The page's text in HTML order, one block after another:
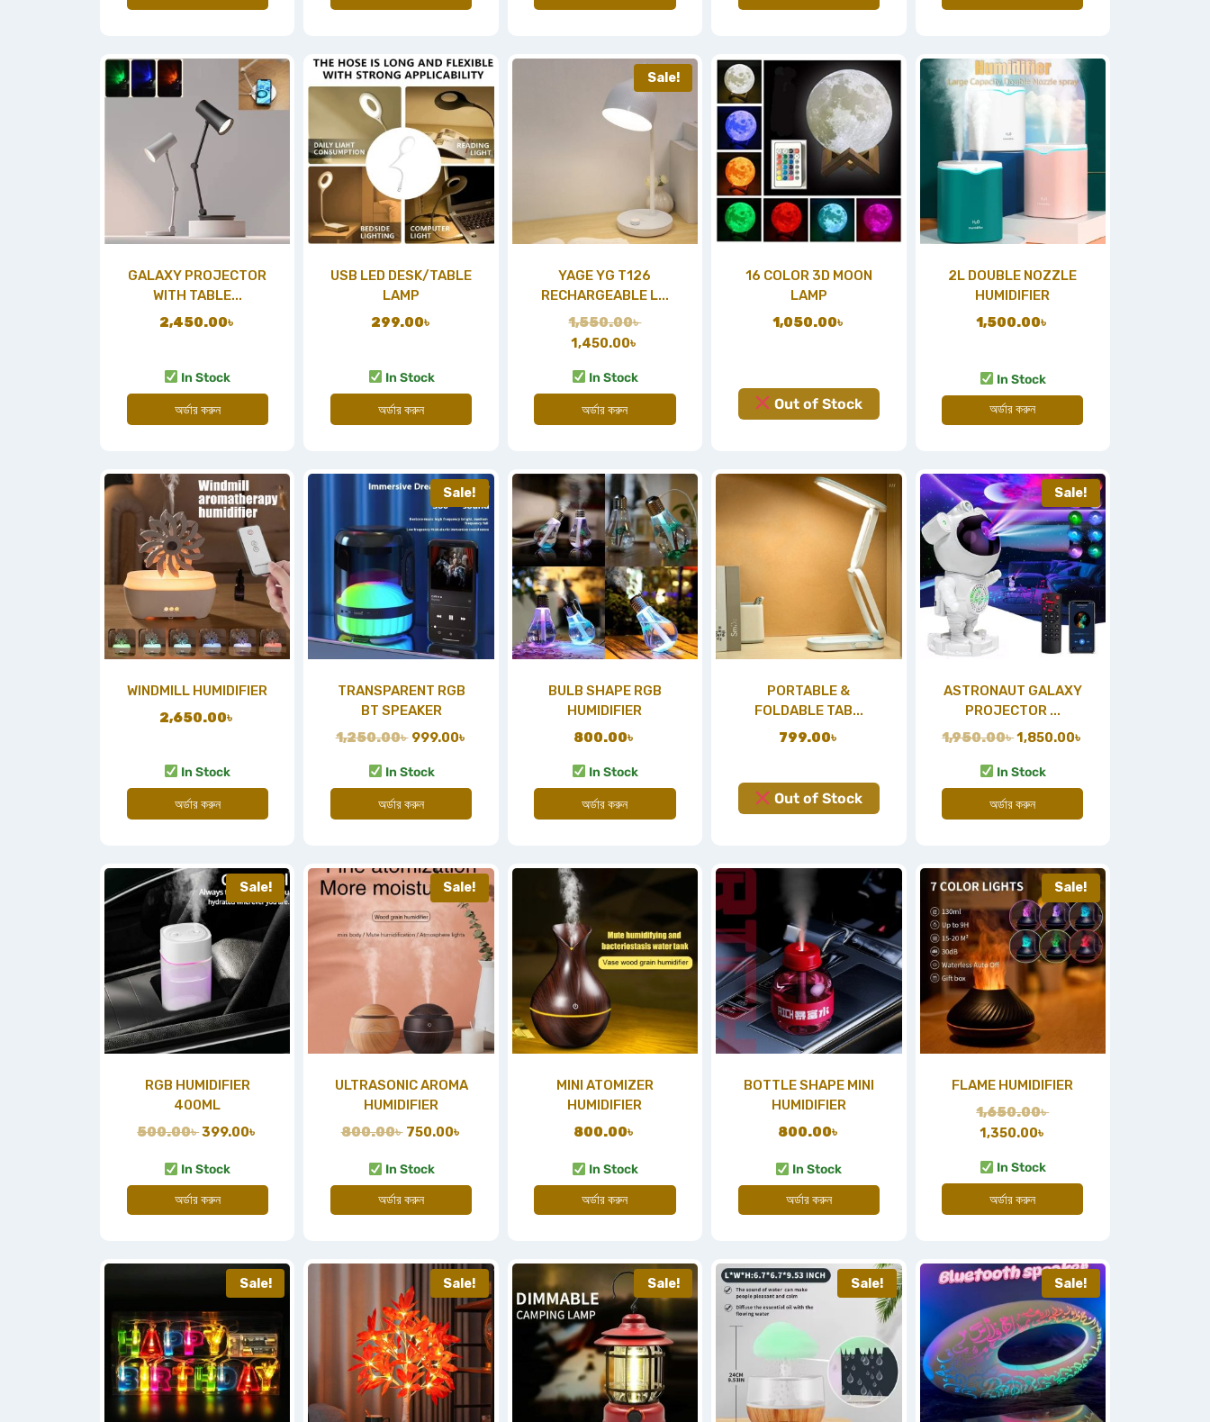
GALAXY PROJECTOR
WITH TABLE...
2,450.00৳
In Stock
অর্ডার করুন
USB LED DESK/TABLE
LAMP
299.00৳
In Stock
অর্ডার করুন
Sale!
YAGE YG T126
RECHARGEABLE L...
1,550.00৳
1,450.00৳
In Stock
অর্ডার করুন
16 COLOR 3D MOON
LAMP
1,050.00৳
Out of Stock
2L DOUBLE NOZZLE
HUMIDIFIER
1,500.00৳
In Stock
অর্ডার করুন
WINDMILL HUMIDIFIER
2,650.00৳
In Stock
অর্ডার করুন
Sale!
TRANSPARENT RGB
BT SPEAKER
1,250.00৳ 999.00৳
In Stock
অর্ডার করুন
BULB SHAPE RGB
HUMIDIFIER
800.00৳
In Stock
অর্ডার করুন
PORTABLE &
FOLDABLE TAB...
799.00৳
Out of Stock
Sale!
ASTRONAUT GALAXY
PROJECTOR ...
1,950.00৳1,850.00৳
In Stock
অর্ডার করুন
Sale!
RGB HUMIDIFIER
400ML
500.00৳399.00৳
In Stock
অর্ডার করুন
Sale!
ULTRASONIC AROMA
HUMIDIFIER
800.00৳ 750.00৳
In Stock
অর্ডার করুন
MINI ATOMIZER
HUMIDIFIER
800.00৳
In Stock
অর্ডার করুন
BOTTLE SHAPE MINI
HUMIDIFIER
800.00৳
In Stock
অর্ডার করুন
Sale!
FLAME HUMIDIFIER
1,650.00৳
1,350.00৳
In Stock
অর্ডার করুন
Sale! Sale! Sale! Sale! Sale!